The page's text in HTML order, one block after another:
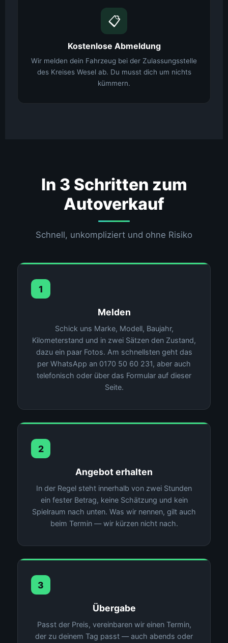
📋
Kostenlose Abmeldung
Wir melden dein Fahrzeug bei der Zulassungsstelle
des Kreises Wesel ab. Du musst dich um nichts
kümmern.
In 3 Schritten zum
Autoverkauf
Schnell, unkompliziert und ohne Risiko
1
Melden
Schick uns Marke, Modell, Baujahr,
Kilometerstand und in zwei Sätzen den Zustand,
dazu ein paar Fotos. Am schnellsten geht das
per WhatsApp an 0170 50 60 231, aber auch
telefonisch oder über das Formular auf dieser
Seite.
2
Angebot erhalten
In der Regel steht innerhalb von zwei Stunden
ein fester Betrag, keine Schätzung und kein
Spielraum nach unten. Was wir nennen, gilt auch
beim Termin — wir kürzen nicht nach.
3
Übergabe
Passt der Preis, vereinbaren wir einen Termin,
der zu deinem Tag passt — auch abends oder